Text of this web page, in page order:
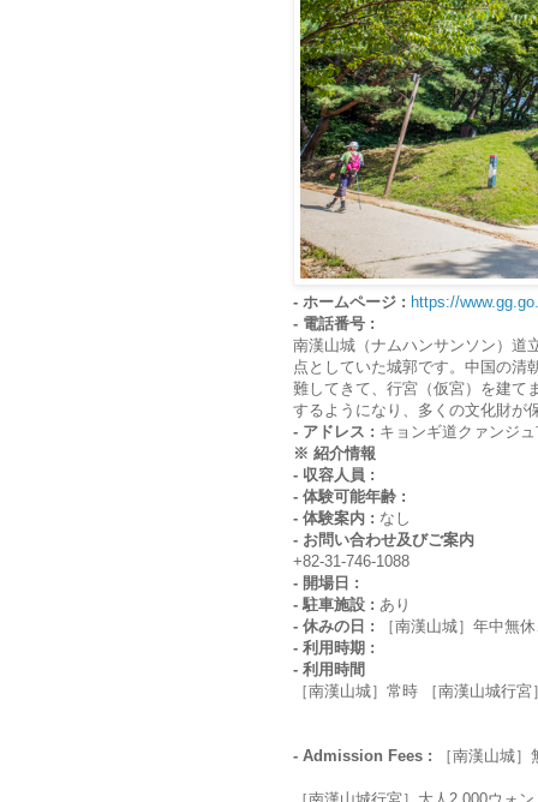
- ホームページ : https://
- 電話番号 :
南漢山城（ナムハンサンソン）道
点としていた城郭です。中国の清
難してきて、行宮（仮宮）を建て
するようになり、多くの文化財が
- アドレス : キョンギ道クァンジ
※ 紹介情報
- 収容人員 :
- 体験可能年齢 :
- 体験案内 : なし
- お問い合わせ及びご案内
+82-31-746-1088
- 開場日 :
- 駐車施設 : あり
- 休みの日 :
［南漢山城］年中無
- 利用時期 :
- 利用時間
［南漢山城］常時 ［南漢山城行
- Admission Fees : ［南漢山城］